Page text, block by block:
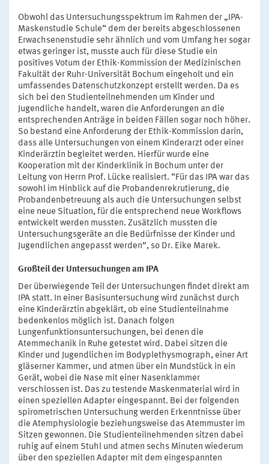
Obwohl das Untersuchungsspektrum im Rahmen der „IPA-
Maskenstudie Schule“ dem der bereits abgeschlossenen
Erwachsenenstudie sehr ähnlich und vom Umfang her sogar
etwas geringer ist, musste auch für diese Studie ein
positives Votum der Ethik-Kommission der Medizinischen
Fakultät der Ruhr-Universität Bochum eingeholt und ein
umfassendes Datenschutzkonzept erstellt werden. Da es
sich bei den Studienteilnehmenden um Kinder und
Jugendliche handelt, waren die Anforderungen an die
entsprechenden Anträge in beiden Fällen sogar noch höher.
So bestand eine Anforderung der Ethik-Kommission darin,
dass alle Untersuchungen von einem Kinderarzt oder einer
Kinderärztin begleitet werden. Hierfür wurde eine
Kooperation mit der Kinderklinik in Bochum unter der
Leitung von Herrn Prof. Lücke realisiert. “Für das IPA war das
sowohl im Hinblick auf die Probandenrekrutierung, die
Probandenbetreuung als auch die Untersuchungen selbst
eine neue Situation, für die entsprechend neue Workflows
entwickelt werden mussten. Zusätzlich mussten die
Untersuchungsgeräte an die Bedürfnisse der Kinder und
Jugendlichen angepasst werden”, so Dr. Eike Marek.
Großteil der Untersuchungen am IPA
Der überwiegende Teil der Untersuchungen findet direkt am
IPA statt. In einer Basisuntersuchung wird zunächst durch
eine Kinderärztin abgeklärt, ob eine Studienteilnahme
bedenkenlos möglich ist. Danach folgen
Lungenfunktionsuntersuchungen, bei denen die
Atemmechanik in Ruhe getestet wird. Dabei sitzen die
Kinder und Jugendlichen im Bodyplethysmograph, einer Art
gläserner Kammer, und atmen über ein Mundstück in ein
Gerät, wobei die Nase mit einer Nasenklammer
verschlossen ist. Das zu testende Maskenmaterial wird in
einen speziellen Adapter eingespannt. Bei der folgenden
spirometrischen Untersuchung werden Erkenntnisse über
die Atemphysiologie beziehungsweise das Atemmuster im
Sitzen gewonnen. Die Studienteilnehmenden sitzen dabei
ruhig auf einem Stuhl und atmen sechs Minuten wiederum
über den speziellen Adapter mit dem eingespannten